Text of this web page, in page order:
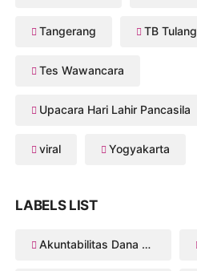
Tangerang TB Tulang
Tes Wawancara
Upacara Hari Lahir Pancasila
viral Yogyakarta
LABELS LIST
Akuntabilitas Dana Desa